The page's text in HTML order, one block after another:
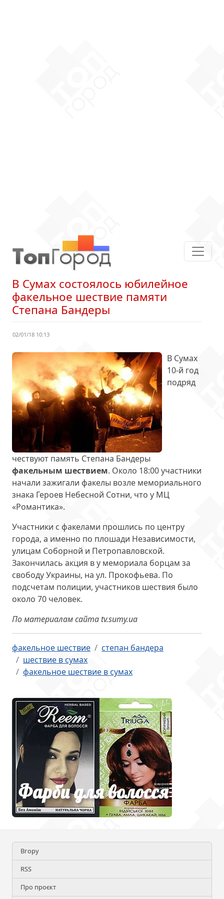
В Сумах состоялось юбилейное
факельное шествие памяти
Степана Бандеры
02/01/18 10:13
В Сумах
10-й год
подряд
чествуют память Степана Бандеры
факельным шествием. Около 18:00 участники
начали зажигали факелы возле мемориального
знака Героев Небесной Сотни, что у МЦ
«Романтика».
Участники с факелами прошлись по центру
города, а именно по плошади Независимости,
улицам Соборной и Петропавловской.
Закончилась акция в у мемориала борцам за
свободу Украины, на ул. Прокофьева. По
подсчетам полиции, участников шествия было
около 70 человек.
По материалам сайта tv.sumy.ua
факельное шествие
степан бандера
шествие в сумах
факельное шествие в сумах
Вгору
RSS
Про проєкт